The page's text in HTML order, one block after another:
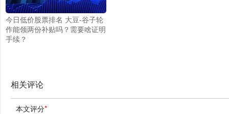
今日低价股票排名 大豆-谷子轮
作能领两份补贴吗？需要啥证明
手续？
相关评论
本文评分*